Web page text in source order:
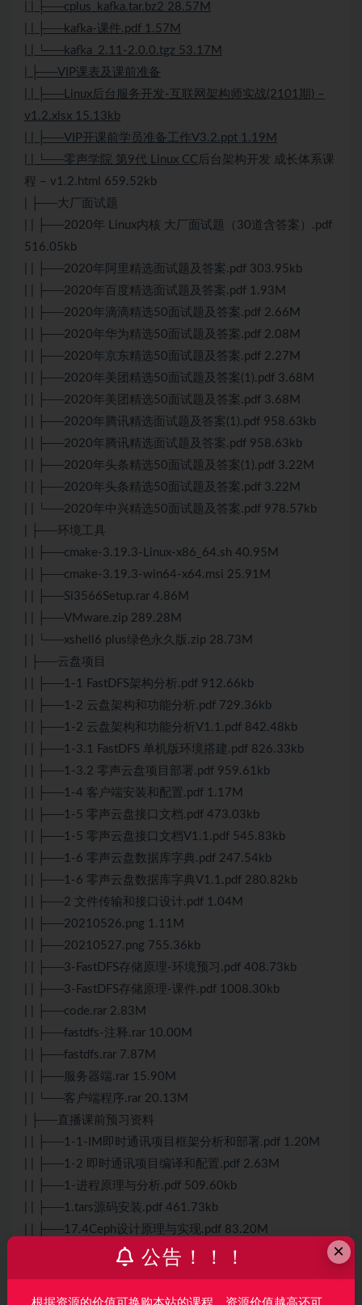
| | ├──cplus_kafka.tar.bz2 28.57M
| | ├──kafka-课件.pdf 1.57M
| | └──kafka_2.11-2.0.0.tgz 53.17M
| ├──VIP课表及课前准备
| | ├──Linux后台服务开发-互联网架构师实战(2101期) –
v1.2.xlsx 15.13kb
| | ├──VIP开课前学员准备工作V3.2.ppt 1.19M
| | └──零声学院 第9代 Linux CC 后台架构开发 成长体系课
程 – v1.2.html 659.52kb
| ├──大厂面试题
| | ├──2020年 Linux内核 大厂面试题（30道含答案）.pdf
516.05kb
| | ├──2020年阿里精选面试题及答案.pdf 303.95kb
| | ├──2020年百度精选面试题及答案.pdf 1.93M
| | ├──2020年滴滴精选50面试题及答案.pdf 2.66M
| | ├──2020年华为精选50面试题及答案.pdf 2.08M
| | ├──2020年京东精选50面试题及答案.pdf 2.27M
| | ├──2020年美团精选50面试题及答案(1).pdf 3.68M
| | ├──2020年美团精选50面试题及答案.pdf 3.68M
| | ├──2020年腾讯精选面试题及答案(1).pdf 958.63kb
| | ├──2020年腾讯精选面试题及答案.pdf 958.63kb
| | ├──2020年头条精选50面试题及答案(1).pdf 3.22M
| | ├──2020年头条精选50面试题及答案.pdf 3.22M
| | └──2020年中兴精选50面试题及答案.pdf 978.57kb
| ├──环境工具
| | ├──cmake-3.19.3-Linux-x86_64.sh 40.95M
| | ├──cmake-3.19.3-win64-x64.msi 25.91M
| | ├──Si3566Setup.rar 4.86M
| | ├──VMware.zip 289.28M
| | └──xshell6 plus绿色永久版.zip 28.73M
| ├──云盘项目
| | ├──1-1 FastDFS架构分析.pdf 912.66kb
| | ├──1-2 云盘架构和功能分析.pdf 729.36kb
| | ├──1-2 云盘架构和功能分析V1.1.pdf 842.48kb
| | ├──1-3.1 FastDFS 单机版环境搭建.pdf 826.33kb
| | ├──1-3.2 零声云盘项目部署.pdf 959.61kb
| | ├──1-4 客户端安装和配置.pdf 1.17M
| | ├──1-5 零声云盘接口文档.pdf 473.03kb
| | ├──1-5 零声云盘接口文档V1.1.pdf 545.83kb
| | ├──1-6 零声云盘数据库字典.pdf 247.54kb
| | ├──1-6 零声云盘数据库字典V1.1.pdf 280.82kb
| | ├──2 文件传输和接口设计.pdf 1.04M
| | ├──20210526.png 1.11M
| | ├──20210527.png 755.36kb
| | ├──3-FastDFS存储原理-环境预习.pdf 408.73kb
| | ├──3-FastDFS存储原理-课件.pdf 1008.30kb
| | ├──code.rar 2.83M
| | ├──fastdfs-注释.rar 10.00M
| | ├──fastdfs.rar 7.87M
| | ├──服务器端.rar 15.90M
| | └──客户端程序.rar 20.13M
| ├──直播课前预习资料
| | ├──1-1-IM即时通讯项目框架分析和部署.pdf 1.20M
| | ├──1-2 即时通讯项目编译和配置.pdf 2.63M
| | ├──1-进程原理与分析.pdf 509.60kb
| | ├──1.tars源码安装.pdf 461.73kb
| | ├──17.4Ceph设计原理与实现.pdf 83.20M
| | ├──2-1-IM登录服务器和消息服务器设计-PPT.pdf
| | ├──2-2-IM登录服务器和消息服务器设计-文档.pdf
×
公告！！！